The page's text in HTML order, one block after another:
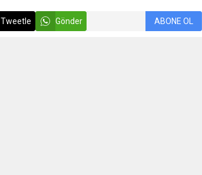
Tweetle Gönder ABONE OL